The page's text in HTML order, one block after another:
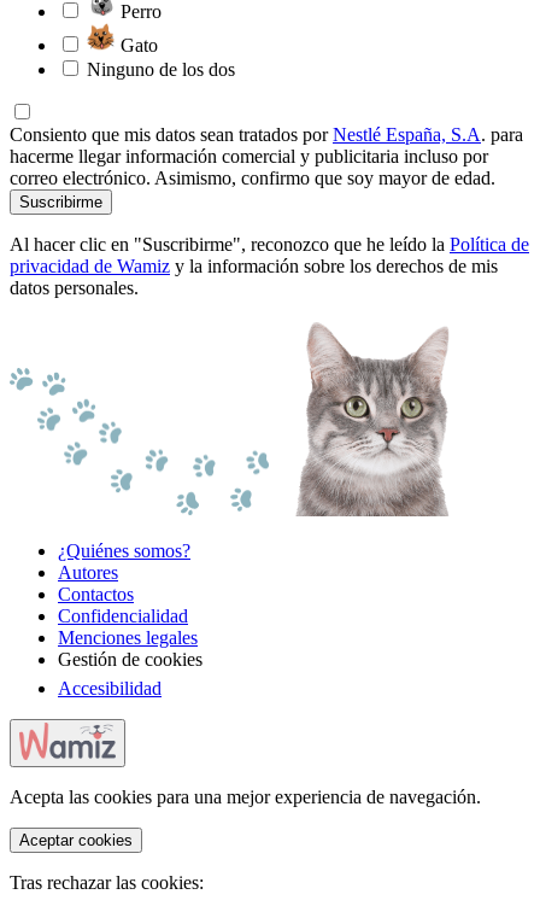
Perro
Gato
Ninguno de los dos
Consiento que mis datos sean tratados porNestlé España, S.A. para
hacerme llegar información comercial y publicitaria incluso por
correo electrónico. Asimismo, confirmo que soy mayor de edad.
Suscribirme
Al hacer clic en "Suscribirme", reconozco que he leído la Política de
privacidad de Wamiz y la información sobre los derechos de mis
datos personales.
¿Quiénes somos?
Autores
Contactos
Confidencialidad
Menciones legales
Gestión de cookies
Accesibilidad
Acepta las cookies para una mejor experiencia de navegación.
Aceptar cookies
Tras rechazar las cookies: